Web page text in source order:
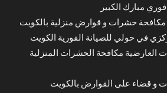
مبارك الكبير
حشرات و قوارض منزلية بالكويت
في حولي للصيانة الفورية الكويت
مكافحة الحشرات المنزلية
و قضاء على القوارض بالكويت